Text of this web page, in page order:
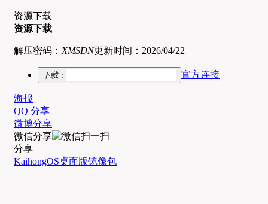
资源下载
资源下载
解压密码：XMSDN更新时间： 2026/04/22
下载： 官方连接
海报
QQ 分享
微博分享
微信分享
分享
KaihongOS桌面版镜像包